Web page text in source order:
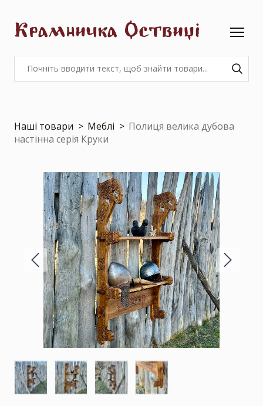
Крамничка Оствиці
Наші товари Меблі
Полиця велика дубова
настінна серія Круки